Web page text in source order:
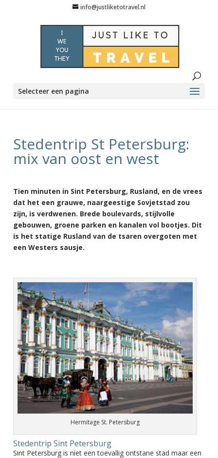
info@justliketotravel.nl
Selecteer een pagina
Stedentrip St Petersburg:
mix van oost en west
Tien minuten in Sint Petersburg, Rusland, en de vrees
dat het een grauwe, naargeestige Sovjetstad zou
zijn, is verdwenen. Brede boulevards, stijlvolle
gebouwen, groene parken en kanalen vol bootjes. Dit
is het statige Rusland van de tsaren overgoten met
een Westers sausje.
Hermitage St. Petersburg
Stedentrip Sint Petersburg
Sint Petersburg is niet een toevallig ontstane stad maar een